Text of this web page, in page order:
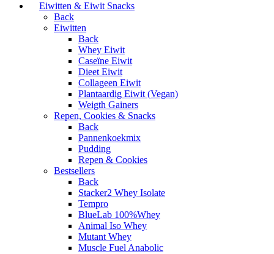
Eiwitten & Eiwit Snacks
Back
Eiwitten
Back
Whey Eiwit
Caseïne Eiwit
Dieet Eiwit
Collageen Eiwit
Plantaardig Eiwit (Vegan)
Weigth Gainers
Repen, Cookies & Snacks
Back
Pannenkoekmix
Pudding
Repen & Cookies
Bestsellers
Back
Stacker2 Whey Isolate
Tempro
BlueLab 100%Whey
Animal Iso Whey
Mutant Whey
Muscle Fuel Anabolic